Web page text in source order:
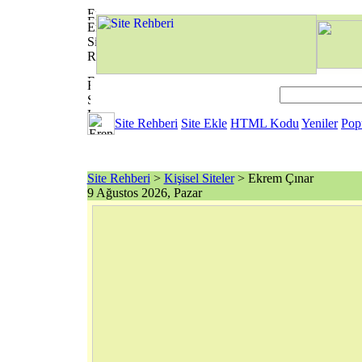
Site Rehberi Site Ekle HTML Kodu Yeniler
Site Rehberi > Kişisel Siteler> Ekrem Çınar
9 Ağustos 2026, Pazar